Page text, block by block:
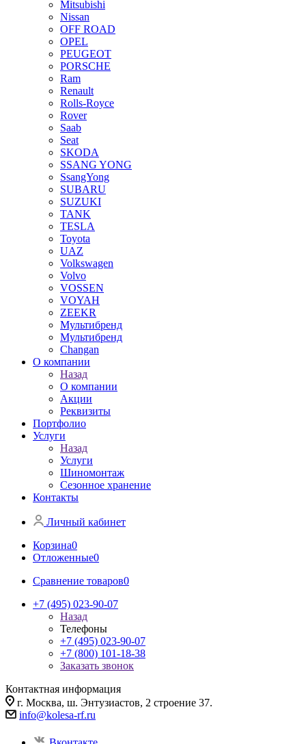
Mitsubishi
Nissan
OFF ROAD
OPEL
PEUGEOT
PORSCHE
Ram
Renault
Rolls-Royce
Rover
Saab
Seat
SKODA
SSANG YONG
SsangYong
SUBARU
SUZUKI
TANK
TESLA
Toyota
UAZ
Volkswagen
Volvo
VOSSEN
VOYAH
ZEEKR
Мультибренд
Мультибренд
Сhangan
О компании
Назад
О компании
Акции
Реквизиты
Портфолио
Услуги
Назад
Услуги
Шиномонтаж
Сезонное хранение
Контакты
Личный кабинет
Корзина0
Отложенные0
Сравнение товаров0
+7 (495) 023-90-07
Назад
Телефоны
+7 (495) 023-90-07
+7 (800) 101-18-38
Заказать звонок
Контактная информация
г. Москва, ш. Энтузиастов, 2 строение 37.
info@kolesa-rf.ru